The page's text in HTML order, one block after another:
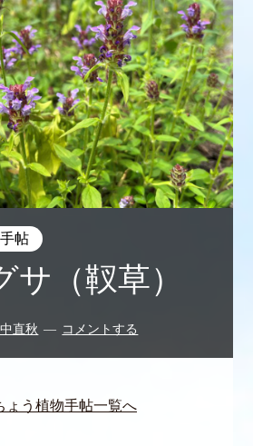
帖
サ（靫草）
直秋 コメントする
ょう植物手帖一覧へ